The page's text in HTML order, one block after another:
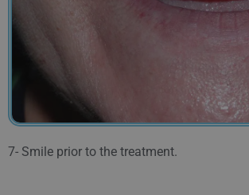
7- Smile prior to the treatment.